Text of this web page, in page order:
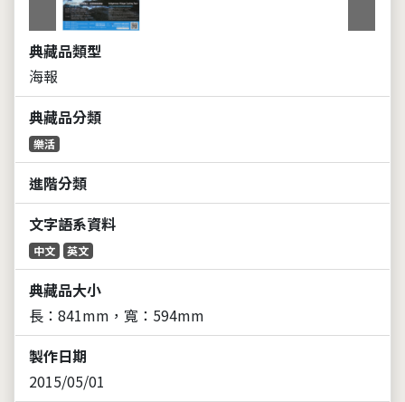
典藏品類型
海報
典藏品分類
樂活
進階分類
文字語系資料
中文 英文
典藏品大小
長：841mm，寬：594mm
製作日期
2015/05/01